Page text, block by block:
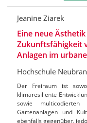
Jeanine Ziarek
Eine neue
Zukunftsfähigkeit
Anlagen im
Hochschule
Der Freiraum ist
klimaresiliente
sowie multicodierten
Gartenanlagen und
ebenfalls gegenüber,